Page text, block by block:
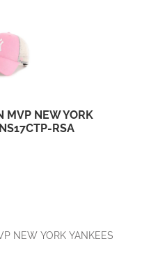
MVP NEW YORK
RSA
NEW YORK YANKEES